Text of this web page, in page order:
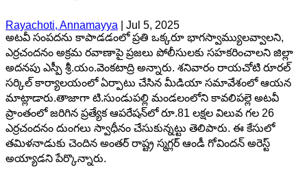
Rayachoti, Annamayya
Jul 5, 2025
అటవీ సంపదను కాపాడడంలో ప్రతి ఒక్కరూ భాగస్వామ్యులవ్వాలని,
ఎర్రచందనం అక్రమ రవాణాపై ప్రజలు పోలీసులకు సహకరించాలని జిల్లా
అదనపు ఎస్పీ శ్రీ.యం.వెంకటాద్రి అన్నారు. శనివారం రాయచోటి రూరల్
సర్కిల్ కార్యాలయంలో ఏర్పాటు చేసిన మీడియా సమావేశంలో ఆయన
మాట్లాడారు.తాజాగా టి.సుండుపల్లి మండలంలోని కావలిపల్లె అటవీ
ప్రాంతంలో జరిగిన ప్రత్యేక ఆపరేషన్‌లో రూ.81 లక్షల విలువ గల 26
ఎర్రచందనం దుంగలు స్వాధీనం చేసుకున్నట్టు తెలిపారు. ఈ కేసులో
తమిళనాడుకు చెందిన అంతర్ రాష్ట్ర స్మగ్లర్ ఆండీ గోవిందన్ అరెస్ట్
అయ్యాడని పేర్కొన్నారు.